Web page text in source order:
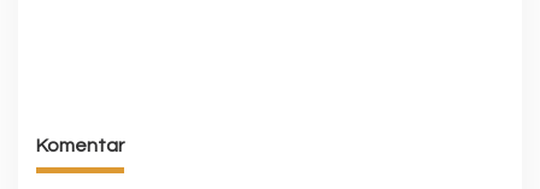
Komentar